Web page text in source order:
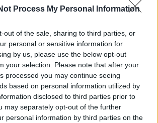
Process My Personal Information
out of the sale, sharing to third parties, or
personal or sensitive information for
by us, please use the below opt-out
your selection. Please note that after your
processed you may continue seeing
based on personal information utilized by
disclosed to third parties prior to
may separately opt-out of the further
personal information by third parties on the
ülésén az Ilie Bolojan
indítvány szövegét.
parlament
indítvány
RMDSZ